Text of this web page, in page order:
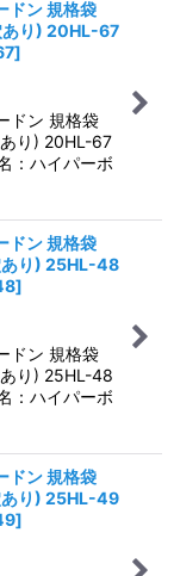
ドン 規格袋
り) 20HL-67
]
ドン 規格袋
り) 20HL-67
：ハイパーボ
ドン 規格袋
り) 25HL-48
]
ドン 規格袋
り) 25HL-48
：ハイパーボ
ドン 規格袋
り) 25HL-49
]